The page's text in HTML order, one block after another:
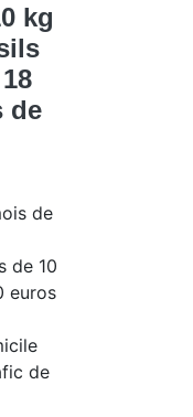
kg
de
de
de 10
euros
de